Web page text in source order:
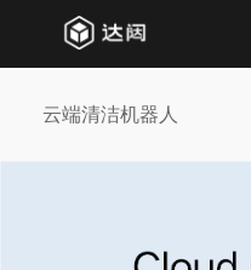
云端清洁机器人